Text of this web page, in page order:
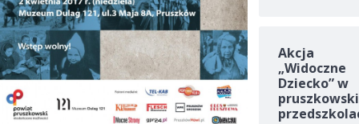
Akcja
„Widoczne
Dziecko” w